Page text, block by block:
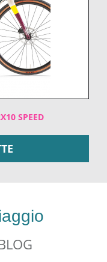
SPEED